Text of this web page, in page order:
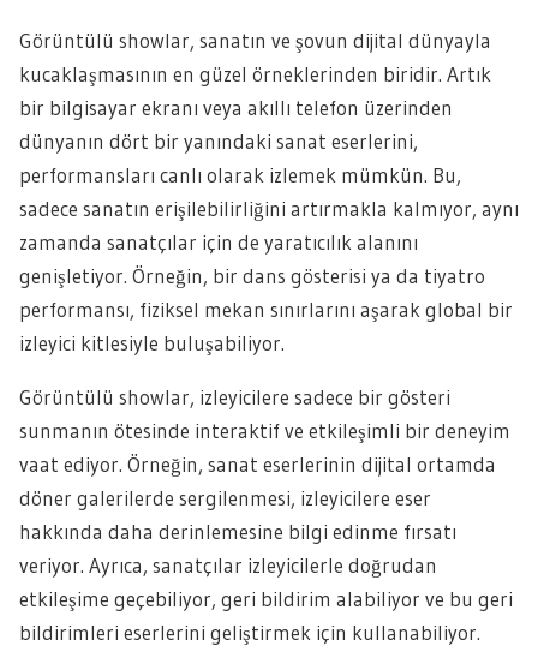
Görüntülü showlar, sanatın ve şovun dijital dünyayla
kucaklaşmasının en güzel örneklerinden biridir. Artık
bir bilgisayar ekranı veya akıllı telefon üzerinden
dünyanın dört bir yanındaki sanat eserlerini,
performansları canlı olarak izlemek mümkün. Bu,
sadece sanatın erişilebilirliğini artırmakla kalmıyor, aynı
zamanda sanatçılar için de yaratıcılık alanını
genişletiyor. Örneğin, bir dans gösterisi ya da tiyatro
performansı, fiziksel mekan sınırlarını aşarak global bir
izleyici kitlesiyle buluşabiliyor.
Görüntülü showlar, izleyicilere sadece bir gösteri
sunmanın ötesinde interaktif ve etkileşimli bir deneyim
vaat ediyor. Örneğin, sanat eserlerinin dijital ortamda
döner galerilerde sergilenmesi, izleyicilere eser
hakkında daha derinlemesine bilgi edinme fırsatı
veriyor. Ayrıca, sanatçılar izleyicilerle doğrudan
etkileşime geçebiliyor, geri bildirim alabiliyor ve bu geri
bildirimleri eserlerini geliştirmek için kullanabiliyor.